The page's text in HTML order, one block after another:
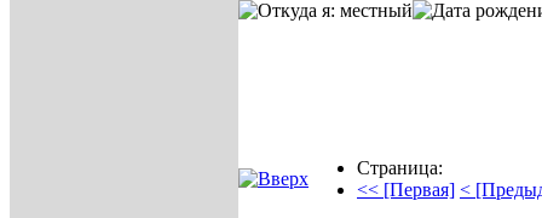
Страница:
<< [Первая] <